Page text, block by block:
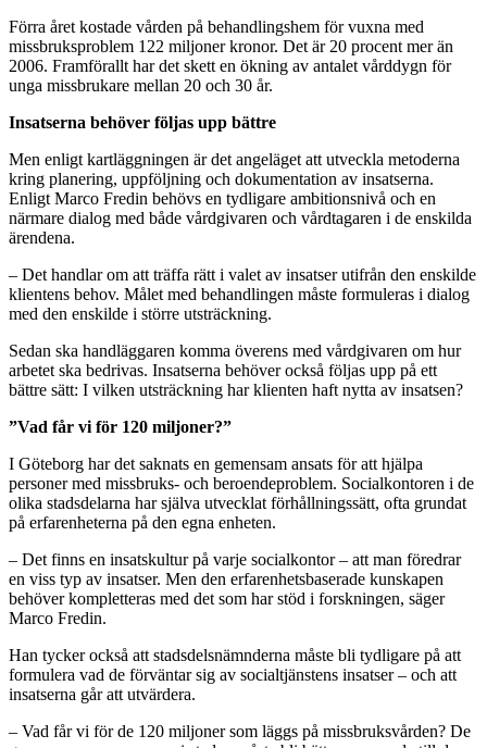
Förra året kostade vården på behandlingshem för vuxna med
missbruksproblem 122 miljoner kronor. Det är 20 procent mer än
2006. Framförallt har det skett en ökning av antalet vårddygn för
unga missbrukare mellan 20 och 30 år.
Insatserna behöver följas upp bättre
Men enligt kartläggningen är det angeläget att utveckla metoderna
kring planering, uppföljning och dokumentation av insatserna.
Enligt Marco Fredin behövs en tydligare ambitionsnivå och en
närmare dialog med både vårdgivaren och vårdtagaren i de enskilda
ärendena.
– Det handlar om att träffa rätt i valet av insatser utifrån den enskilde
klientens behov. Målet med behandlingen måste formuleras i dialog
med den enskilde i större utsträckning.
Sedan ska handläggaren komma överens med vårdgivaren om hur
arbetet ska bedrivas. Insatserna behöver också följas upp på ett
bättre sätt: I vilken utsträckning har klienten haft nytta av insatsen?
”Vad får vi för 120 miljoner?”
I Göteborg har det saknats en gemensam ansats för att hjälpa
personer med missbruks- och beroendeproblem. Socialkontoren i de
olika stadsdelarna har själva utvecklat förhållningssätt, ofta grundat
på erfarenheterna på den egna enheten.
– Det finns en insatskultur på varje socialkontor – att man föredrar
en viss typ av insatser. Men den erfarenhetsbaserade kunskapen
behöver kompletteras med det som har stöd i forskningen, säger
Marco Fredin.
Han tycker också att stadsdelsnämnderna måste bli tydligare på att
formulera vad de förväntar sig av socialtjänstens insatser – och att
insatserna går att utvärdera.
– Vad får vi för de 120 miljoner som läggs på missbruksvården? De